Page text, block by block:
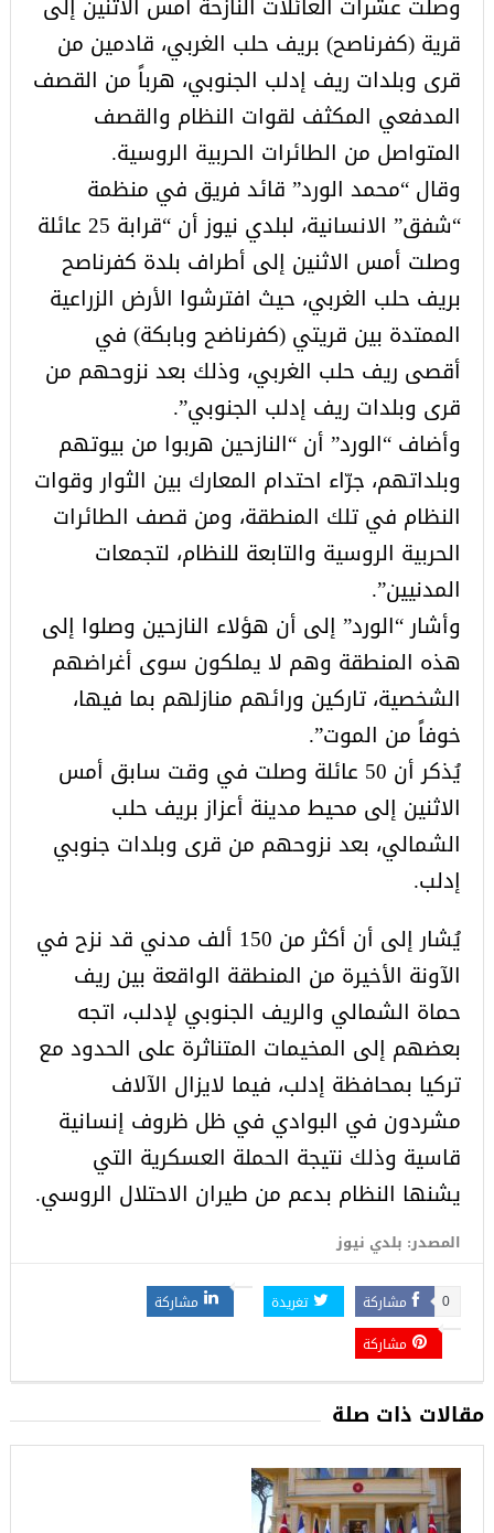
قرية (كفرناصح) بريف حلب الغربي، قادمين من
قرى وبلدات ريف إدلب الجنوبي، هرباً من القصف
المدفعي المكثف لقوات النظام والقصف
المتواصل من الطائرات الحربية الروسية.
وقال “محمد الورد” قائد فريق في منظمة
“شفق” الانسانية، لبلدي نيوز أن “قرابة 25 عائلة
وصلت أمس الاثنين إلى أطراف بلدة كفرناصح
بريف حلب الغربي، حيث افترشوا الأرض الزراعية
الممتدة بين قريتي (كفرناضح وبابكة) في
أقصى ريف حلب الغربي، وذلك بعد نزوحهم من
قرى وبلدات ريف إدلب الجنوبي”.
وأضاف “الورد” أن “النازحين هربوا من بيوتهم
وبلداتهم، جرّاء احتدام المعارك بين الثوار وقوات
النظام في تلك المنطقة، ومن قصف الطائرات
الحربية الروسية والتابعة للنظام، لتجمعات
المدنيين”.
وأشار “الورد” إلى أن هؤلاء النازحين وصلوا إلى
هذه المنطقة وهم لا يملكون سوى أغراضهم
الشخصية، تاركين ورائهم منازلهم بما فيها،
خوفاً من الموت”.
يُذكر أن 50 عائلة وصلت في وقت سابق أمس
الاثنين إلى محيط مدينة أعزاز بريف حلب
الشمالي، بعد نزوحهم من قرى وبلدات جنوبي
إدلب.
يُشار إلى أن أكثر من 150 ألف مدني قد نزح في
الآونة الأخيرة من المنطقة الواقعة بين ريف
حماة الشمالي والريف الجنوبي لإدلب، اتجه
بعضهم إلى المخيمات المتناثرة على الحدود مع
تركيا بمحافظة إدلب، فيما لايزال الآلاف
مشردون في البوادي في ظل ظروف إنسانية
قاسية وذلك نتيجة الحملة العسكرية التي
يشنها النظام بدعم من طيران الاحتلال الروسي.
المصدر: بلدي نيوز
مشاركة 0 تغريدة
مشاركة
مشاركة
مقالات ذات صلة